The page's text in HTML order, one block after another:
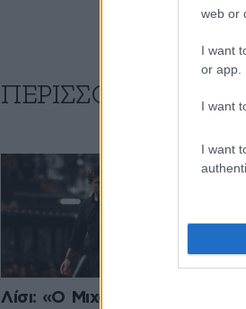
web or
I want
or app.
I want
I want
ΠΕΡΙΣΣΟΤΕΡΑ ΑΠΟ
Λίσι: «Ο Μιχαηλίδης